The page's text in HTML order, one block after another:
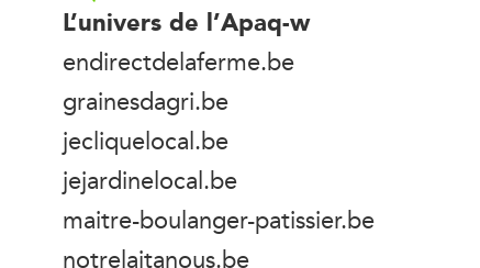
L’univers de l’Apaq-w
endirectdelaferme.be
grainesdagri.be
jecliquelocal.be
jejardinelocal.be
maitre-boulanger-patissier.be
notrelaitanous.be